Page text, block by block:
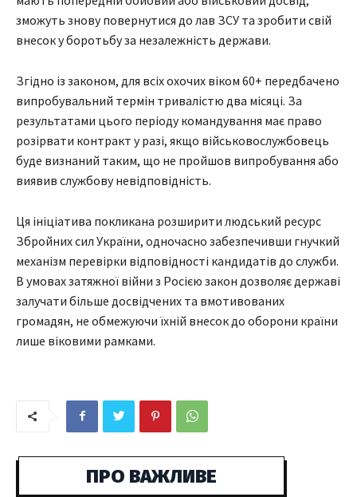
зможуть знову повернутися до лав ЗСУ та зробити свій
внесок у боротьбу за незалежність держави.
Згідно із законом, для всіх охочих віком 60+ передбачено
випробувальний термін тривалістю два місяці. За
результатами цього періоду командування має право
розірвати контракт у разі, якщо військовослужбовець
буде визнаний таким, що не пройшов випробування або
виявив службову невідповідність.
Ця ініціатива покликана розширити людський ресурс
Збройних сил України, одночасно забезпечивши гнучкий
механізм перевірки відповідності кандидатів до служби.
В умовах затяжної війни з Росією закон дозволяє державі
залучати більше досвідчених та вмотивованих
громадян, не обмежуючи їхній внесок до оборони країни
лише віковими рамками.
ПРО ВАЖЛИВЕ